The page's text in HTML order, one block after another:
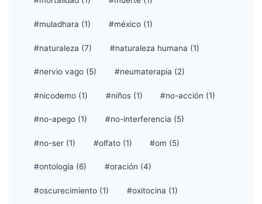
#muladhara (1) #méxico (1)
#naturaleza (7) #naturaleza humana (1)
#nervio vago (5) #neumaterapia (2)
#nicodemo (1) #niños (1) #no-acción (1)
#no-apego (1) #no-interferencia (5)
#no-ser (1) #olfato (1) #om (5)
#ontología (6) #oración (4)
#oscurecimiento (1) #oxitocina (1)